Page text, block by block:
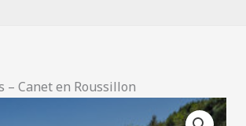
– Canet en Roussillon